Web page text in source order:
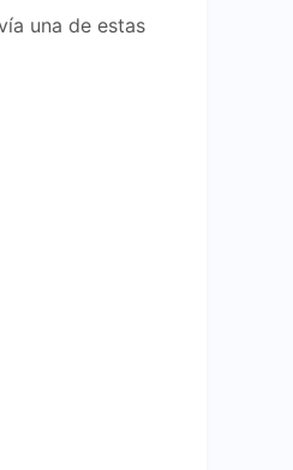
una de estas